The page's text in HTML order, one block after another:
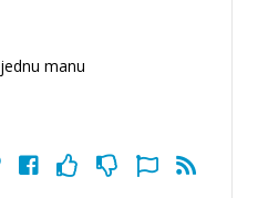
manu